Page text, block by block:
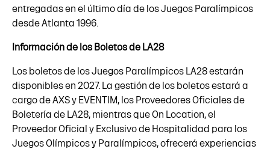
entregadas en el último día de los Juegos Paralímpicos
desde Atlanta 1996.
Información de los Boletos de LA28
Los boletos de los Juegos Paralímpicos LA28 estarán
disponibles en 2027. La gestión de los boletos estará a
cargo de AXS y EVENTIM, los Proveedores Oficiales de
Boletería de LA28, mientras que On Location, el
Proveedor Oficial y Exclusivo de Hospitalidad para los
Juegos Olímpicos y Paralímpicos, ofrecerá experiencias